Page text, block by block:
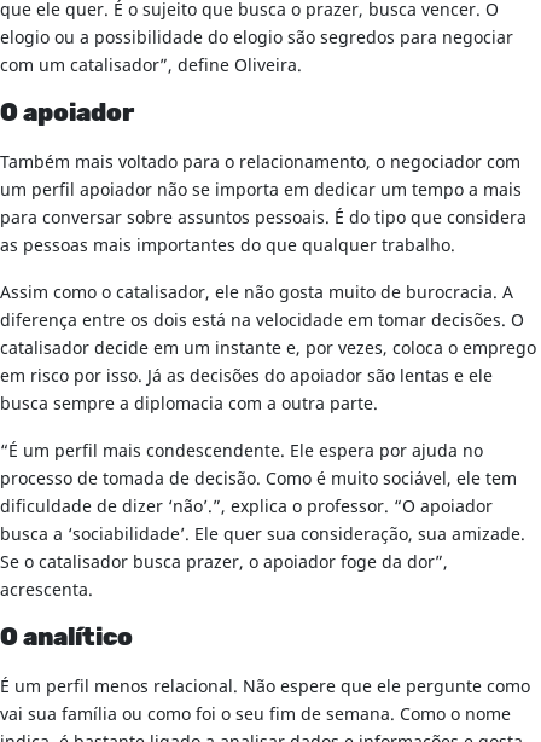
que ele quer. É o sujeito que busca o prazer, busca vencer. O
elogio ou a possibilidade do elogio são segredos para negociar
com um catalisador”, define Oliveira.
O apoiador
Também mais voltado para o relacionamento, o negociador com
um perfil apoiador não se importa em dedicar um tempo a mais
para conversar sobre assuntos pessoais. É do tipo que considera
as pessoas mais importantes do que qualquer trabalho.
Assim como o catalisador, ele não gosta muito de burocracia. A
diferença entre os dois está na velocidade em tomar decisões. O
catalisador decide em um instante e, por vezes, coloca o emprego
em risco por isso. Já as decisões do apoiador são lentas e ele
busca sempre a diplomacia com a outra parte.
“É um perfil mais condescendente. Ele espera por ajuda no
processo de tomada de decisão. Como é muito sociável, ele tem
dificuldade de dizer ‘não’.”, explica o professor. “O apoiador
busca a ‘sociabilidade’. Ele quer sua consideração, sua amizade.
Se o catalisador busca prazer, o apoiador foge da dor”,
acrescenta.
O analítico
É um perfil menos relacional. Não espere que ele pergunte como
vai sua família ou como foi o seu fim de semana. Como o nome